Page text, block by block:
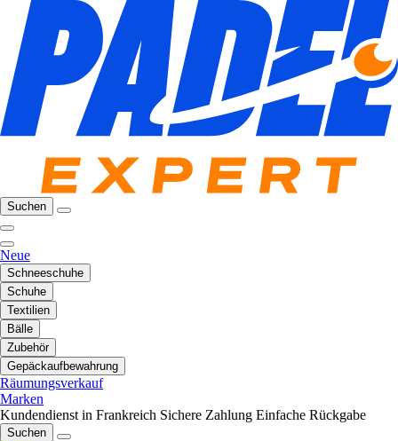
Suchen
Neue
Schneeschuhe
Schuhe
Textilien
Bälle
Zubehör
Gepäckaufbewahrung
Räumungsverkauf
Marken
Kundendienst in Frankreich Sichere Zahlung Einfache Rückgabe
Suchen